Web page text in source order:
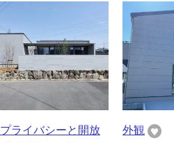
プライバシーと開放
外観